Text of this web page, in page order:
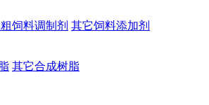
饲料调制剂 其它饲料添加剂
其它合成树脂